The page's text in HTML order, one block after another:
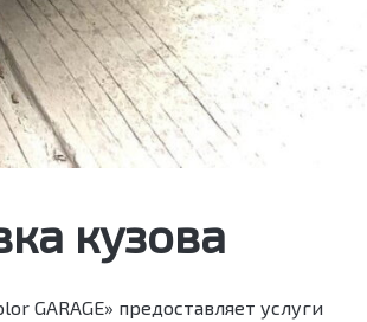
кузова
GARAGE» предоставляет услуги